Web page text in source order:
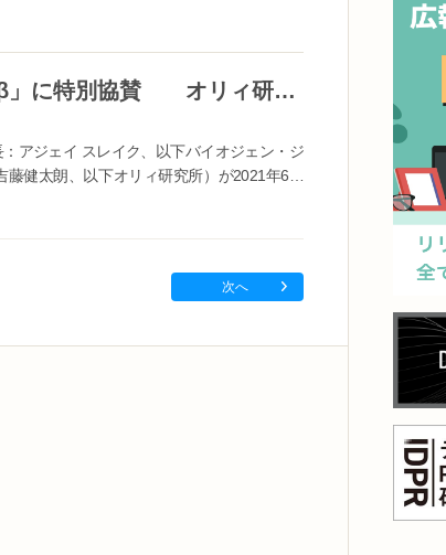
おります。本年の「World MS Day 2021」
バイオジェン、「分身ロボットカフェDAWN verβ」に特別協賛 オリィ研究所が6月21日、日本橋EASTエリアにオープン
アジェイ スレイク、以下バイオジェン・ジ
健太朗、以下オリィ研究所）が2021年6月
次へ